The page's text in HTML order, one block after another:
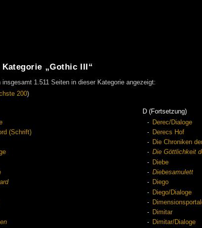
„Gothic III“
insgesamt 1.511 Seiten in dieser Kategorie angezeigt:
200)
(Schrift)
D (Fortsetzung)
Derec/Dialoge
Derecs Hof
Die Chroniken
Die Göttlichkeit
Diebe
Diebesamulett
Diego
Diego/Dialoge
Dimitar
Dimitar/Dialoge